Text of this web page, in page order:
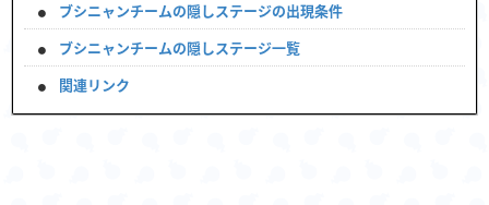
ブシニャンチームの隠しステージの出現条件
ブシニャンチームの隠しステージ一覧
関連リンク